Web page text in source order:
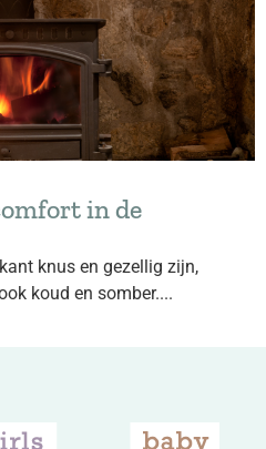
in de
knus en gezellig zijn,
koud en somber....